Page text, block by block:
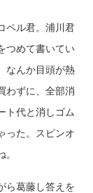
ペル君。浦川君
つめて書いてい
なんか目頭が熱
わずに、全部消
ト代と消しゴム
った。スピンオ
ら葛藤し答えを